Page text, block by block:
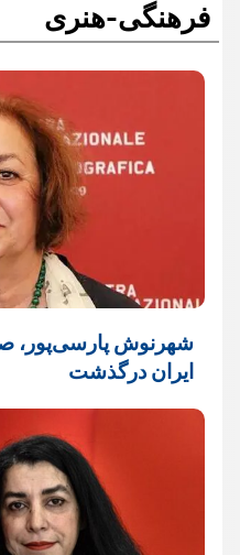
فرهنگی-هنری
شهرنوش پارسی‌پور،
ایران درگذشت